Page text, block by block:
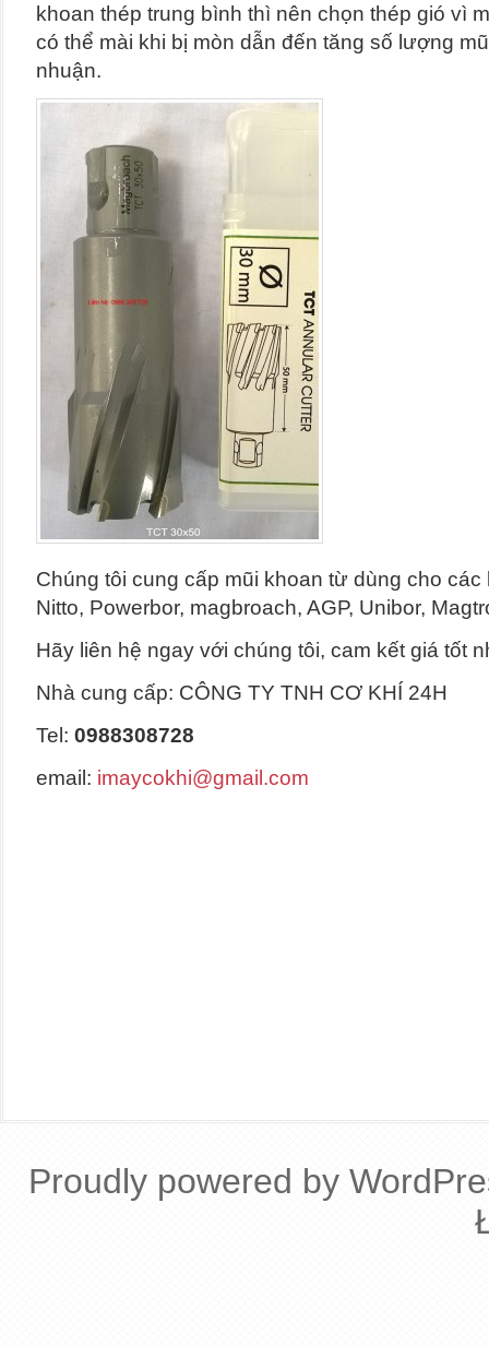
khoan thép trung bình thì nên chọn thép gió vì
có thể mài khi bị mòn dẫn đến tăng số lượng
nhuận.
Chúng tôi cung cấp mũi khoan từ dùng cho
Nitto, Powerbor, magbroach, AGP, Unibor,
Hãy liên hệ ngay với chúng tôi, cam kết giá tốt
Nhà cung cấp: CÔNG TY TNH CƠ KHÍ 24H
Tel: 0988308728
email: imaycokhi@gmail.com
Proudly powered by